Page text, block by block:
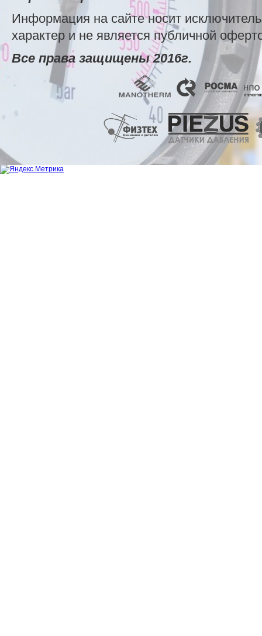
Информация на сайте носит
характер и не является публичной
Все права защищены 2016г.